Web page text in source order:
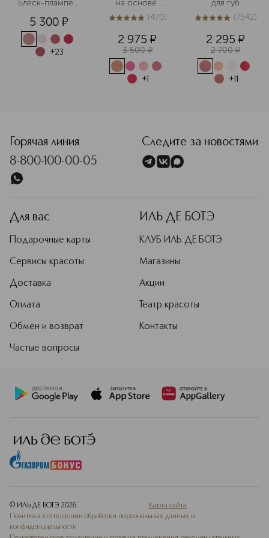
Блеск-плампер
5 300 ¤
+23
на основе
масел
4.9из5470 (470)
2 975 ¤
3 500 ¤
+1
для губ
5из 57542 (7542)
2 295 ¤
2 700 ¤
+11
Горячая линия
8-800-100-00-05
Следите за новостями
Для вас
Подарочные карты
Сервисы красоты
Доставка
Оплата
Обмен и возврат
Частые вопросы
ИЛЬ ДЕ БОТЭ
КЛУБ ИЛЬ ДЕ БОТЭ
Магазины
Акции
Театр красоты
Контакты
© ИЛЬ ДЕ БОТЭ 2026
Карта сайта
Политика в отношении обработки персональных данных и
конфиденциальности